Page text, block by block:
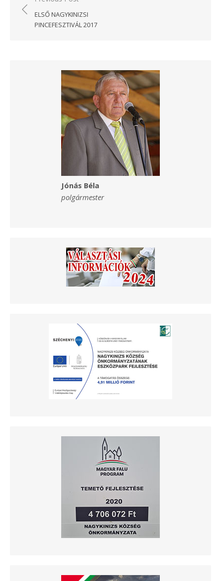
navigáció
ELSŐ NAGYKINIZSI
PINCEFESZTIVÁL 2017
Jónás Béla
polgármester